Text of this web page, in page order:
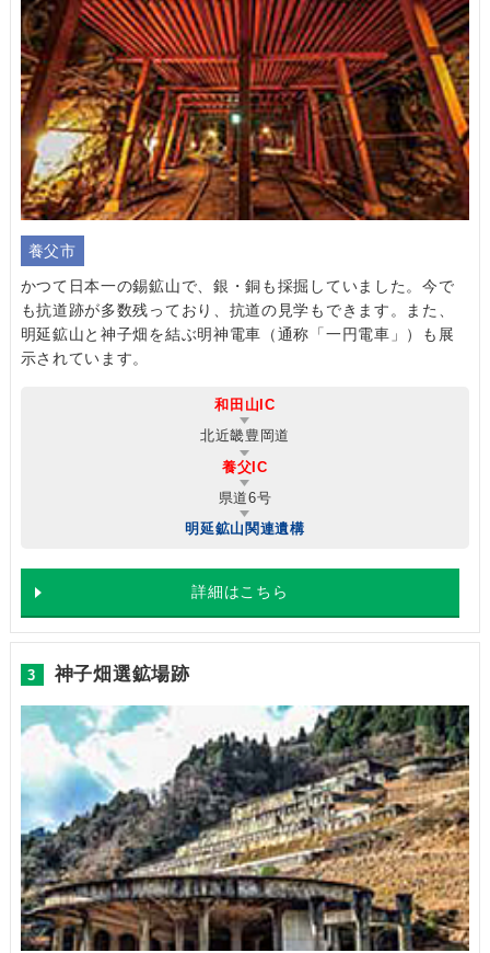
養父市
かつて日本一の錫鉱山で、銀・銅も採掘していました。今で
も抗道跡が多数残っており、抗道の見学もできます。また、
明延鉱山と神子畑を結ぶ明神電車（通称「一円電車」）も展
示されています。
和田山IC
北近畿豊岡道
養父IC
県道6号
明延鉱山関連遺構
詳細はこちら
3 神子畑選鉱場跡